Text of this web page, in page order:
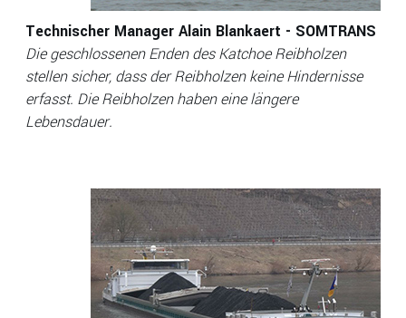
Technischer Manager Alain Blankaert - SOMTRANS
Die geschlossenen Enden des Katchoe Reibholzen
stellen sicher, dass der Reibholzen keine Hindernisse
erfasst. Die Reibholzen haben eine längere
Lebensdauer.